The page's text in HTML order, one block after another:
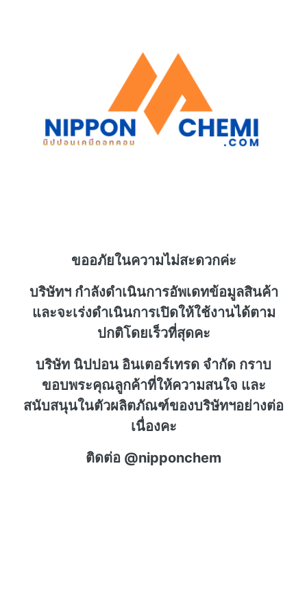
ขออภัยในความไม่สะดวกค่ะ
บริษัทฯ กำลังดำเนินการอัพเดทข้อมูลสินค้า
และจะเร่งดำเนินการเปิดให้ใช้งานได้ตาม
ปกติโดยเร็วที่สุดคะ
บริษัท นิปปอน อินเตอร์เทรด จำกัด กราบ
ขอบพระคุณลูกค้าที่ให้ความสนใจ และ
สนับสนุนในตัวผลิตภัณฑ์ของบริษัทฯอย่างต่อ
เนื่องคะ
ติดต่อ @nipponchem